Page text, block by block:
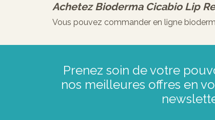
AchetezBioderma Cicabio Lip
Vous pouvez commander en ligne
Prenez soin de votre
nos meilleures offres en